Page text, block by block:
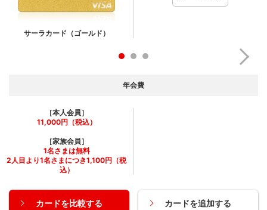
サーラカード（ゴールド）
［本人会員］
11,000円（税込）
［家族会員］
1名さまは無料
2人目より1名さまにつき1,100円（税
込）
年会費
カードを比較する カードを追加する